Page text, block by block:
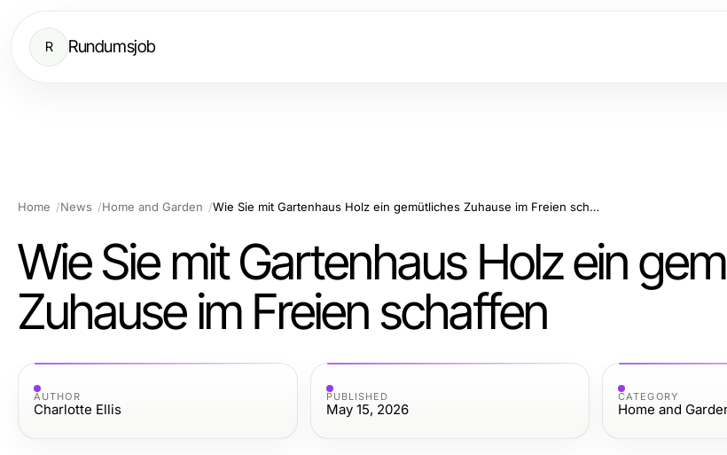
R Rundumsjob
Home News Home and Garden Wie Sie mit Gartenhaus Holz ein gemütliches Zuhause im Freien schaffen
Wie Sie mit Gartenhaus Holz ein
Zuhause im Freien schaffen
AUTHOR
Charlotte Ellis
PUBLISHED
May 15, 2026
CATEGORY
Home and